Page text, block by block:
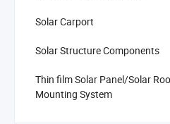
Solar Carport
Solar Structure Components
Thin film Solar Panel/Solar
Mounting System